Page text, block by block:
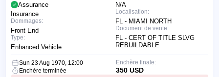
N/A
Localisation:
FL - MIAMI NORTH
Document de vente:
FL - CERT OF TITLE SLVG
REBUILDABLE
Assurance
Insurance
Dommages:
Front End
Type:
Enhanced Vehicle
Sun 23 Aug 1970, 12:00
Enchère terminée
Enchère finale:
350 USD